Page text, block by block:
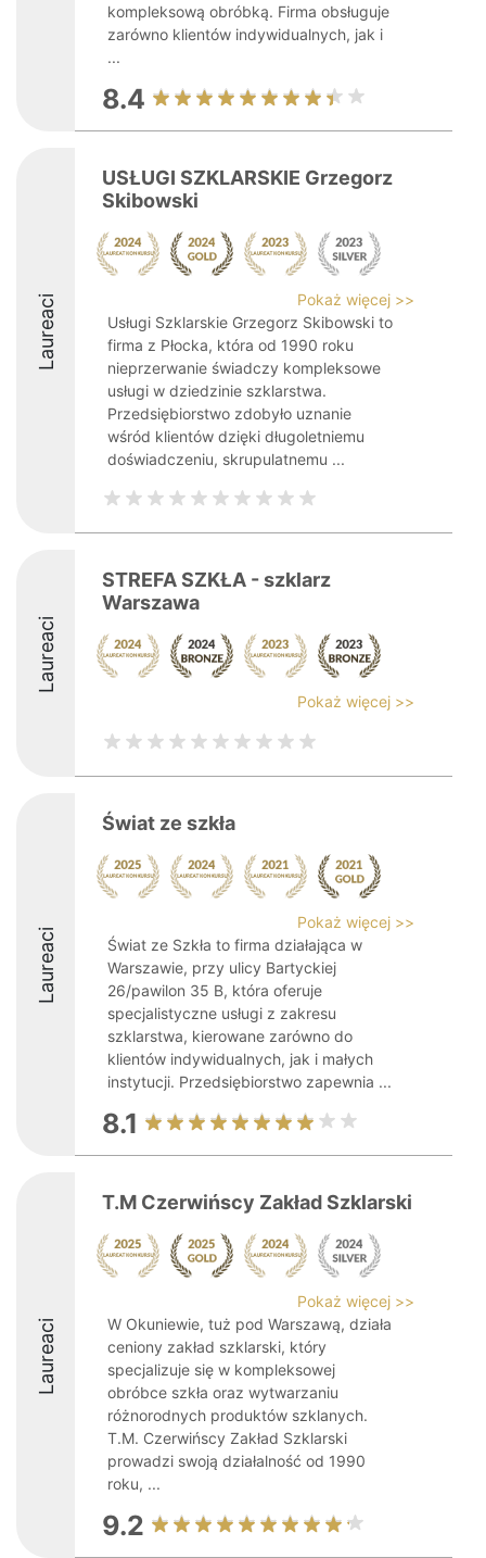
kompleksową obróbką. Firma obsługuje
zarówno klientów indywidualnych, jak i
...
8.4
Laureaci
USŁUGI SZKLARSKIE Grzegorz
Skibowski
Pokaż więcej >>
Usługi Szklarskie Grzegorz Skibowski to
firma z Płocka, która od 1990 roku
nieprzerwanie świadczy kompleksowe
usługi w dziedzinie szklarstwa.
Przedsiębiorstwo zdobyło uznanie
wśród klientów dzięki długoletniemu
doświadczeniu, skrupulatnemu ...
Laureaci
STREFA SZKŁA - szklarz
Warszawa
Pokaż więcej >>
Laureaci
Świat ze szkła
Pokaż więcej >>
Świat ze Szkła to firma działająca w
Warszawie, przy ulicy Bartyckiej
26/pawilon 35 B, która oferuje
specjalistyczne usługi z zakresu
szklarstwa, kierowane zarówno do
klientów indywidualnych, jak i małych
instytucji. Przedsiębiorstwo zapewnia ...
8.1
Laureaci
T.M Czerwińscy Zakład Szklarski
Pokaż więcej >>
W Okuniewie, tuż pod Warszawą, działa
ceniony zakład szklarski, który
specjalizuje się w kompleksowej
obróbce szkła oraz wytwarzaniu
różnorodnych produktów szklanych.
T.M. Czerwińscy Zakład Szklarski
prowadzi swoją działalność od 1990
roku, ...
9.2